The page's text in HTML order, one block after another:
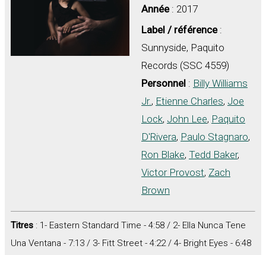
Année: 2017
Label / référence:
Sunnyside, Paquito
Records (SSC 4559)
Personnel : Billy Williams
Jr., Etienne Charles, Joe
Lock, John Lee, Paquito
D'Rivera, Paulo Stagnaro,
Ron Blake, Tedd Baker,
Victor Provost, Zach
Brown
Titres : 1- Eastern Standard Time - 4:58 / 2- Ella Nunca Tene
Una Ventana - 7:13 / 3- Fitt Street - 4:22 / 4- Bright Eyes - 6:48